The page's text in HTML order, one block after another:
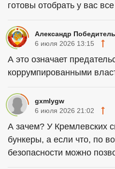
готовы отобрать у вас
Александр Победитель
6 июля 2026 13:15
А это означает
коррумпированными
gxmlygw
6 июля 2026 21:02
А зачем? У Кремлевских
бункеры, а если что, по
безопасности можно